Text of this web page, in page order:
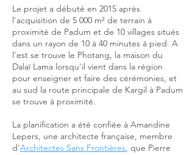
Le projet a débuté en 2015 après
l'acquisition de 5 000 m² de terrain à
proximité de Padum et de 10 villages situés
dans un rayon de 10 à 40 minutes à pied. A
l'est se trouve le Photang, la maison du
Dalaï Lama lorsqu'il vient dans la région
pour enseigner et faire des cérémonies, et
au sud la route principale de Kargil à Padum
se trouve à proximité.
La planification a été confiée à Amandine
Lepers, une architecte française, membre
d'Architectes Sans Frontières, que Pierre